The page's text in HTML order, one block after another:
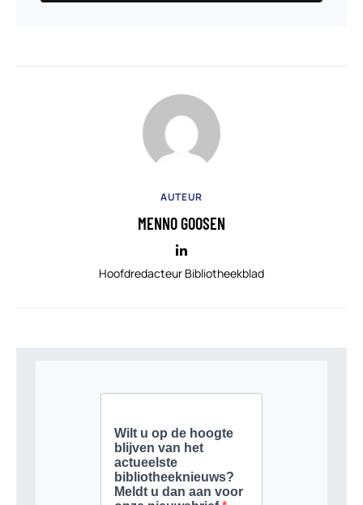
AUTEUR
MENNO GOOSEN
Hoofdredacteur Bibliotheekblad